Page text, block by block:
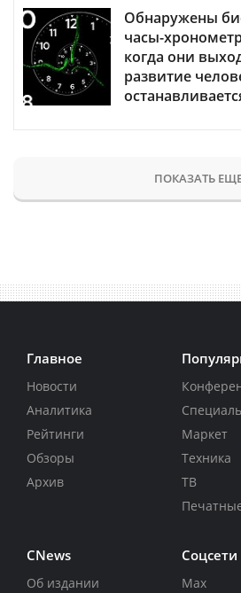
Обнаружены
часы-
когда они
развитие
ПОКАЗАТЬ
Главное
Новости
Аналитика
Рейтинги
Обзоры
Архив
Маркет
Техника
ТВ
CNews
Об издании
Соцсети
Max